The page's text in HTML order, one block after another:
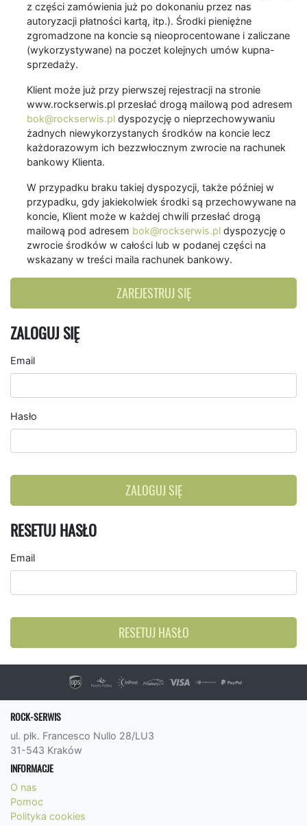
z części zamówienia już po dokonaniu przez nas
autoryzacji płatności kartą, itp.). Środki pieniężne
zgromadzone na koncie są nieoprocentowane i zaliczane
(wykorzystywane) na poczet kolejnych umów kupna-
sprzedaży.
Klient może już przy pierwszej rejestracji na stronie
www.rockserwis.pl przesłać drogą mailową pod adresem
bok@rockserwis.pl dyspozycję o nieprzechowywaniu
żadnych niewykorzystanych środków na koncie lecz
każdorazowym ich bezzwłocznym zwrocie na rachunek
bankowy Klienta.
W przypadku braku takiej dyspozycji, także później w
przypadku, gdy jakiekolwiek środki są przechowywane na
koncie, Klient może w każdej chwili przesłać drogą
mailową pod adresem bok@rockserwis.pl dyspozycję o
zwrocie środków w całości lub w podanej części na
wskazany w treści maila rachunek bankowy.
ZAREJESTRUJ SIĘ
ZALOGUJ SIĘ
Email
Hasło
ZALOGUJ SIĘ
RESETUJ HASŁO
Email
RESETUJ HASŁO
ROCK-SERWIS
ul. płk. Francesco Nullo 28/LU3
31-543 Kraków
INFORMACJE
O nas
Pomoc
Polityka cookies